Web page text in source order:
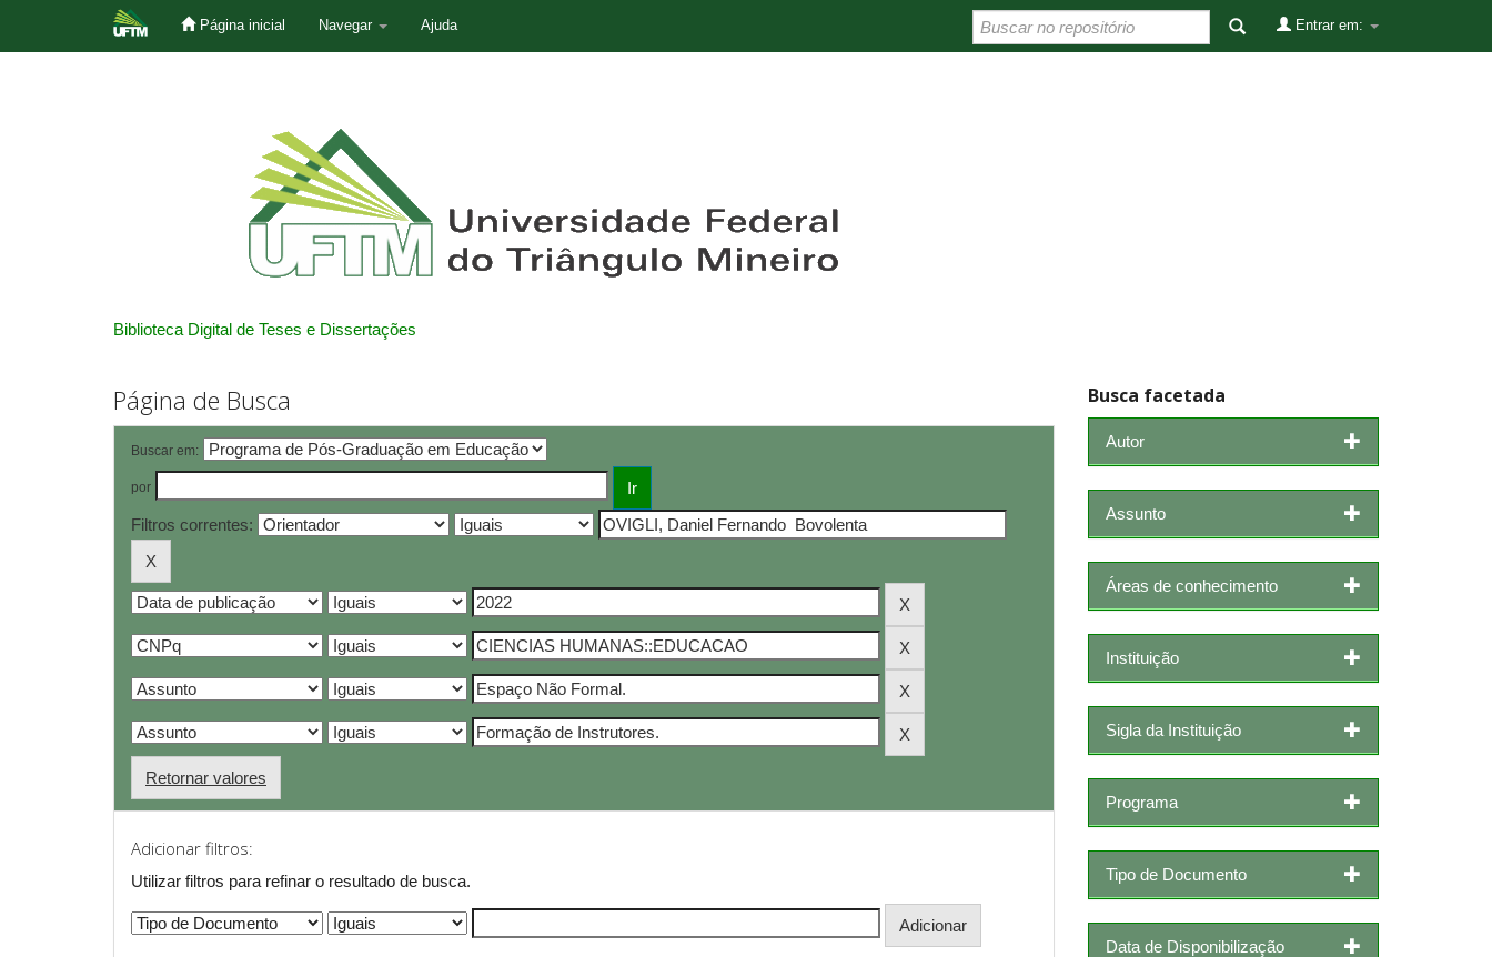
Página inicial Navegar Ajuda Entrar em:
Biblioteca Digital de Teses e Dissertações
Página de Busca
Buscar em:
por
Filtros correntes:
Retornar valores
Adicionar filtros:
Utilizar filtros para refinar o resultado de busca.
Busca facetada
Autor
Assunto
Áreas de conhecimento
Instituição
Sigla da Instituição
Programa
Tipo de Documento
Data de Disponibilização